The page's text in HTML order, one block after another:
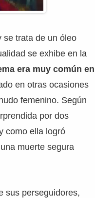
se trata de un óleo
se exhibe en la
era muy común en
en otras ocasiones
femenino. Según
por dos
como ella logró
muerte segura
sus perseguidores,